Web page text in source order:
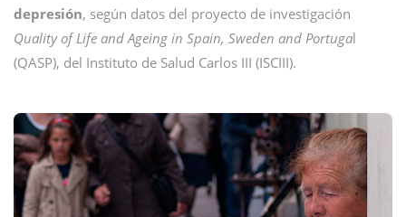
depresión, según datos del proyecto de investigación
Quality of Life and Ageing in Spain, Sweden and Portugal
(QASP), del Instituto de Salud Carlos III (ISCIII).